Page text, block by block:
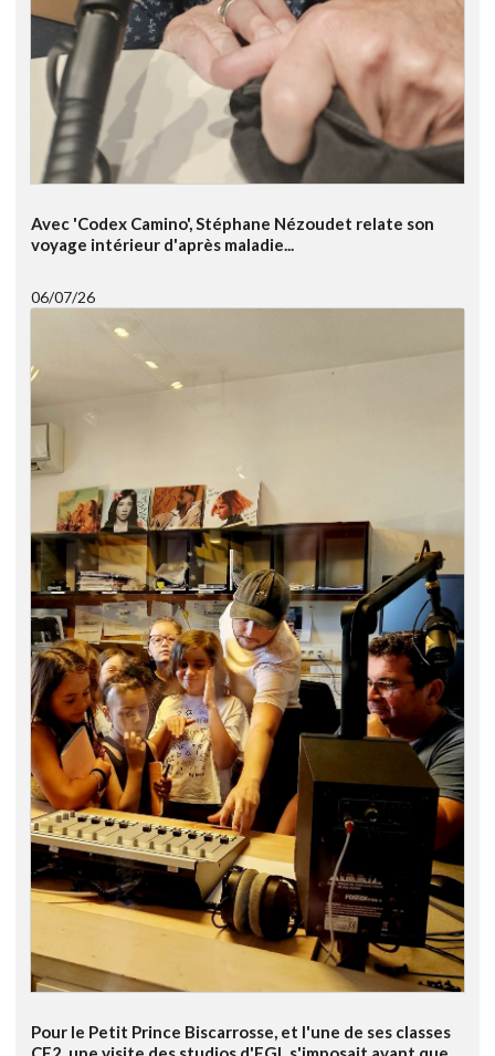
Avec 'Codex Camino', Stéphane Nézoudet relate son
voyage intérieur d'après maladie...
06/07/26
Pour le Petit Prince Biscarrosse, et l'une de ses classes